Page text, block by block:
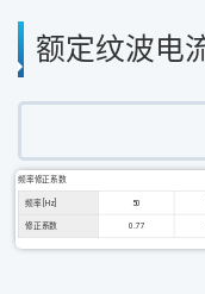
额定纹波电
频率修正系数
频率 [Hz] 50
修正系数 0.77